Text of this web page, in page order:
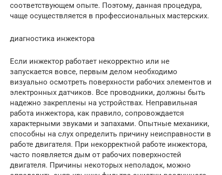
соответствующем опыте. Поэтому, данная процедура,
чаще осуществляется в профессиональных мастерских.
диагностика инжектора
Если инжектор работает некорректно или не
запускается вовсе, первым делом необходимо
визуально осмотреть поверхности рабочих элементов и
электронных датчиков. Все проводники, должны быть
надежно закреплены на устройствах. Неправильная
работа инжектора, как правило, сопровождается
характерными звуками и запахами. Опытные механики,
способны на слух определить причину неисправности в
работе двигателя. При некорректной работе инжектора,
часто появляется дым от рабочих поверхностей
двигателя. Причины некоторых неполадок, можно